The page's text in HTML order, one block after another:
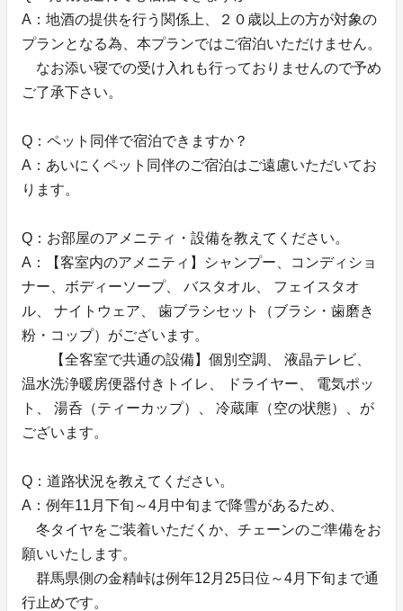
A：地酒の提供を行う関係上、２０歳以上の方が対象の
プランとなる為、本プランではご宿泊いただけません。
なお添い寝での受け入れも行っておりませんので予め
ご了承下さい。
Q：ペット同伴で宿泊できますか？
A：あいにくペット同伴のご宿泊はご遠慮いただいてお
ります。
Q：お部屋のアメニティ・設備を教えてください。
A：【客室内のアメニティ】シャンプー、コンディショ
ナー、ボディーソープ、 バスタオル、 フェイスタオ
ル、 ナイトウェア、 歯ブラシセット（ブラシ・歯磨き
粉・コップ）がございます。
【全客室で共通の設備】個別空調、 液晶テレビ、
温水洗浄暖房便器付きトイレ、 ドライヤー、 電気ポッ
ト、 湯呑（ティーカップ）、 冷蔵庫（空の状態）、が
ございます。
Q：道路状況を教えてください。
A：例年11月下旬～4月中旬まで降雪があるため、
冬タイヤをご装着いただくか、チェーンのご準備をお
願いいたします。
群馬県側の金精峠は例年12月25日位～4月下旬まで通
行止めです。